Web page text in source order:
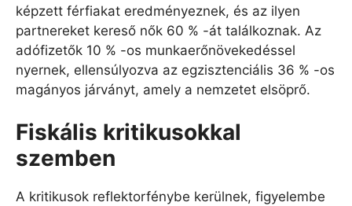
képzett férfiakat eredményeznek, és az ilyen
partnereket kereső nők 60 % -át találkoznak. Az
adófizetők 10 % -os munkaerőnövekedéssel
nyernek, ellensúlyozva az egzisztenciális 36 % -os
magányos járványt, amely a nemzetet elsöprő.
Fiskális kritikusokkal
szemben
A kritikusok reflektorfénybe kerülnek, figyelembe